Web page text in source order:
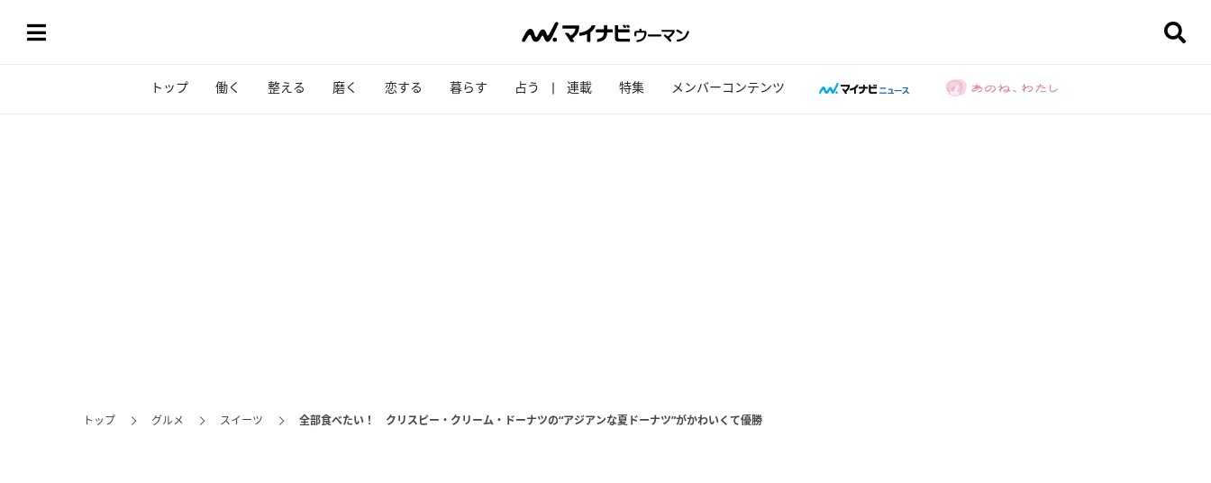
トップ 働く 整える 磨く 恋する 暮らす 占う 連載 特集 メンバーコンテンツ
トップ グルメ スイーツ 全部食べたい！ クリスピー・クリーム・ドーナツの“アジアンな夏ドーナツ”がかわいくて優勝